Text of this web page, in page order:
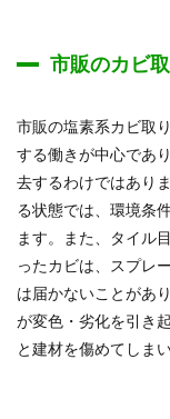
市販のカビ
市販の塩素系カビ取
する働きが中心であ
去するわけではあり
る状態では、環境条
ます。また、タイル
ったカビは、スプレ
は届かないことがあ
が変色・劣化を引き
と建材を傷めてしまい